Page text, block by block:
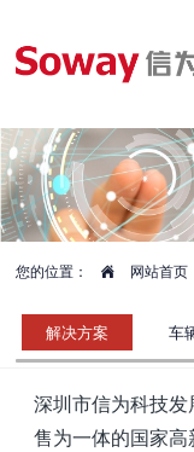
您的位置： 网站首页
解决方案 车
深圳市信为科技
售为一体的国家